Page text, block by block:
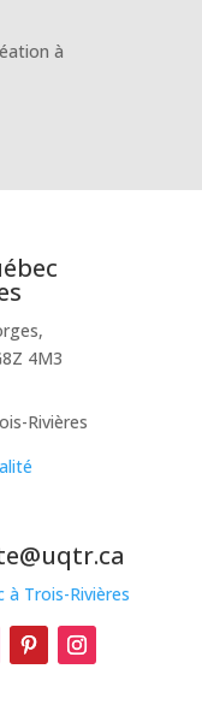
à
4M3
Rivières
à Trois-Rivières